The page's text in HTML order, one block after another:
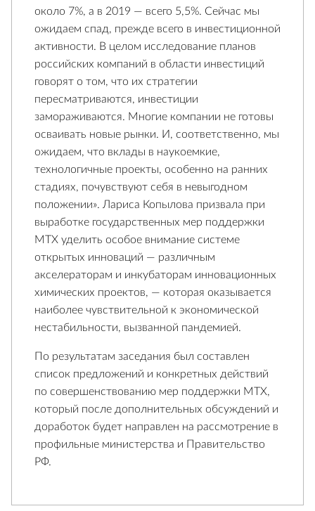
около 7%, а в 2019 — всего 5,5%. Сейчас мы
ожидаем спад, прежде всего в инвестиционной
активности. В целом исследование планов
российских компаний в области инвестиций
говорят о том, что их стратегии
пересматриваются, инвестиции
замораживаются. Многие компании не готовы
осваивать новые рынки. И, соответственно, мы
ожидаем, что вклады в наукоемкие,
технологичные проекты, особенно на ранних
стадиях, почувствуют себя в невыгодном
положении». Лариса Копылова призвала при
выработке государственных мер поддержки
МТХ уделить особое внимание системе
открытых инноваций — различным
акселераторам и инкубаторам инновационных
химических проектов, — которая оказывается
наиболее чувствительной к экономической
нестабильности, вызванной пандемией.
По результатам заседания был составлен
список предложений и конкретных действий
по совершенствованию мер поддержки МТХ,
который после дополнительных обсуждений и
доработок будет направлен на рассмотрение в
профильные министерства и Правительство
РФ.